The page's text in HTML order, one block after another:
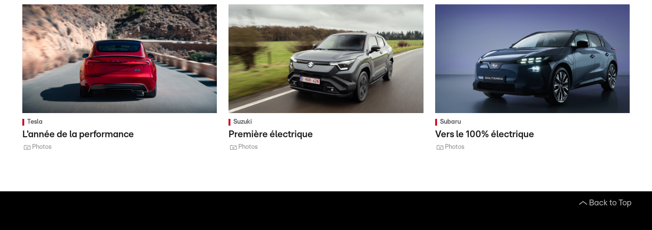
Tesla
L'année de la performance
Photos
Suzuki
Première électrique
Photos
Subaru
Vers le 100% électrique
Photos
Back to Top